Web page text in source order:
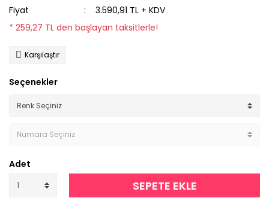
Fiyat
3.590,91 TL + KDV
* 259,27 TL den başlayan taksitlerle!
Karşılaştır
Seçenekler
Adet
SEPETE EKLE